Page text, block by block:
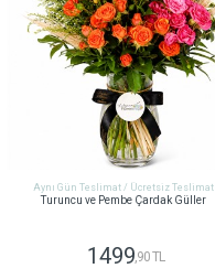
Aynı Gün Teslimat / Ücretsiz Teslimat
Turuncu ve Pembe Çardak Güller
1499,90 TL